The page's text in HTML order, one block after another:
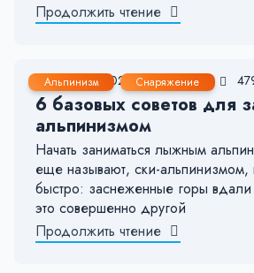
Продолжить чтение
Альпинизм Снаряжение
30 Ноя, 2021 4-5 мин.
6 базовых советов для
альпинизмом
Начать заниматься лыжным
еще называют, ски-альпинизмом,
быстро: заснеженные горы
это совершенно другой
Продолжить чтение